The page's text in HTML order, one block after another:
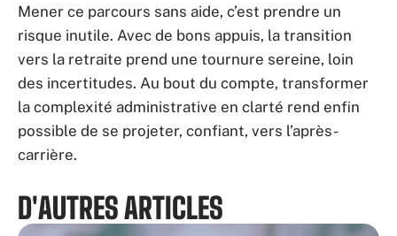
Mener ce parcours sans aide, c’est prendre un
risque inutile. Avec de bons appuis, la transition
vers la retraite prend une tournure sereine, loin
des incertitudes. Au bout du compte, transformer
la complexité administrative en clarté rend enfin
possible de se projeter, confiant, vers l’après-
carrière.
D'AUTRES ARTICLES